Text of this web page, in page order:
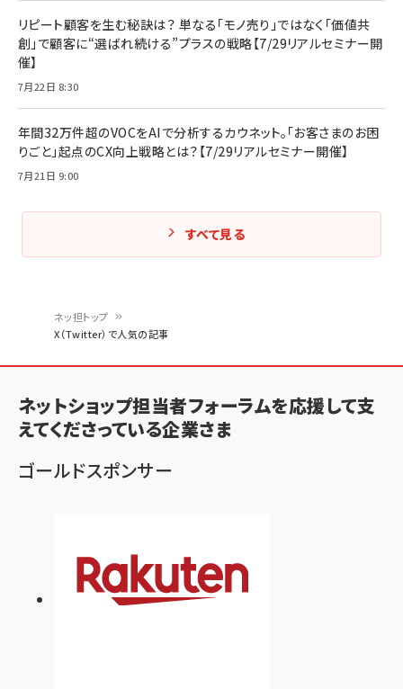
く
ず
ネッ担トップ
X（Twitter）で人気の記事
リピート顧客を生む秘訣は？ 単なる「モノ売り」ではなく「価値共
創」で顧客に“選ばれ続ける”プラスの戦略【7/29リアルセミナー開
催】
7月22日 8:30
年間32万件超のVOCをAIで分析するカウネット。「お客さまのお困
りごと」起点のCX向上戦略とは？【7/29リアルセミナー開催】
7月21日 9:00
すべて見る
ネットショップ担当者フォーラムを応援して支
えてくださっている企業さま
ゴールドスポンサー